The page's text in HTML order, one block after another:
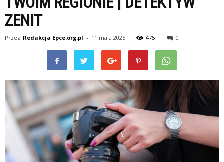
ZENIT
Przez Redakcja Epce.org.pl - 11 maja 2025 475 0